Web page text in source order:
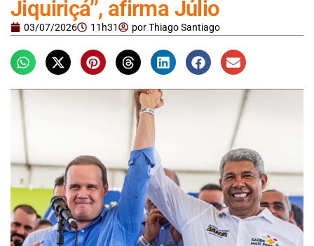
Jiquiriçá’’, afirma Júlio
03/07/2026 11h31 porThiago Santiago